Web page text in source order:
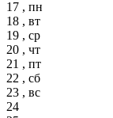
17 , пн
18 , вт
19 , ср
20 , чт
21 , пт
22 , сб
23 , вс
24